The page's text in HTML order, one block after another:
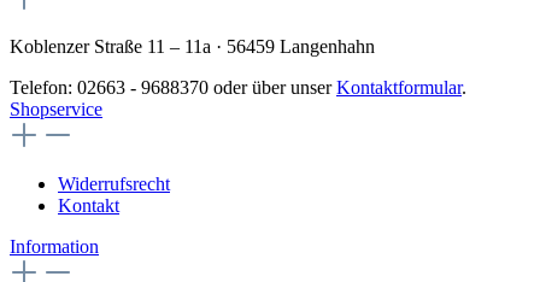
Koblenzer Straße 11 – 11a · 56459 Langenhahn
Telefon: 02663 - 9688370 oder über unserKontaktformular.
Shopservice
Widerrufsrecht
Kontakt
Information